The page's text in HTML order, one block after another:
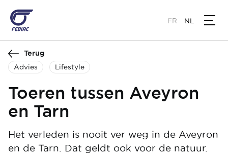
naar
de
inhoud
gaan
FR NL
Terug
Advies Lifestyle
Toeren tussen Aveyron
en Tarn
Het verleden is nooit ver weg in de Aveyron
en de Tarn. Dat geldt ook voor de natuur.